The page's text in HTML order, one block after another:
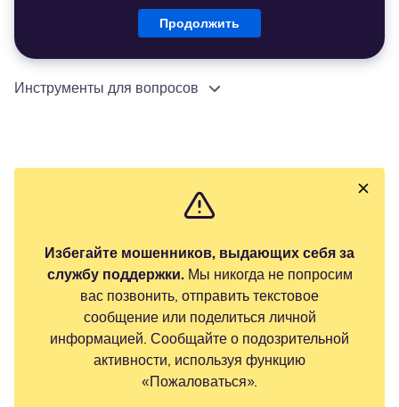
Продолжить
Инструменты для вопросов
Избегайте мошенников, выдающих себя за
службу поддержки.Мы никогда не попросим
вас позвонить, отправить текстовое
сообщение или поделиться личной
информацией. Сообщайте о подозрительной
активности, используя функцию
«Пожаловаться».